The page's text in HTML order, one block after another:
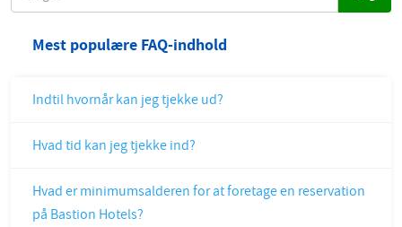
Mest populære FAQ-indhold
Indtil hvornår kan jeg tjekke ud?
Hvad tid kan jeg tjekke ind?
Hvad er minimumsalderen for at foretage en reservation
på Bastion Hotels?